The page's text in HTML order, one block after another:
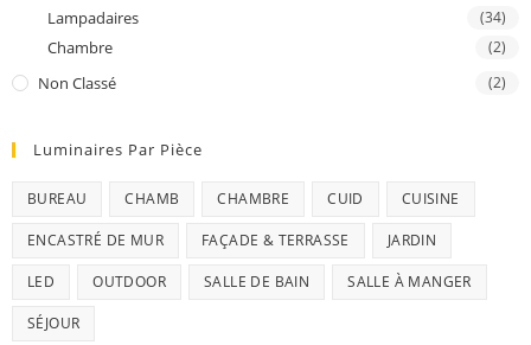
Lampadaires (34)
Chambre (2)
Non Classé (2)
Luminaires Par Pièce
BUREAU CHAMB CHAMBRE CUID CUISINE
ENCASTRÉ DE MUR FAÇADE & TERRASSE JARDIN
LED OUTDOOR SALLE DE BAIN SALLE À MANGER
SÉJOUR